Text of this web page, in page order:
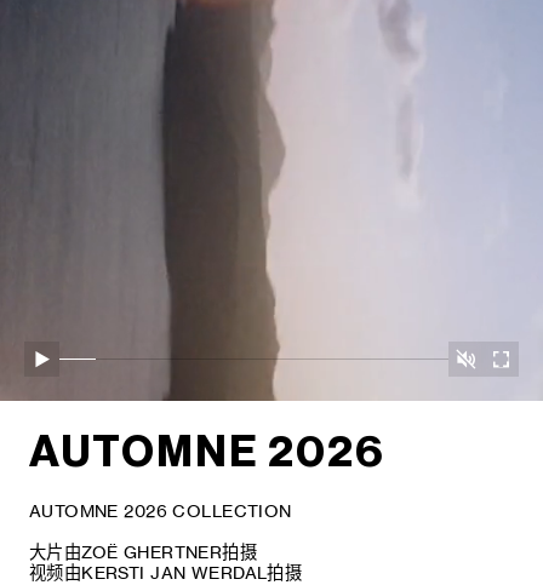
AUTOMNE 2026
AUTOMNE 2026 COLLECTION
大片由ZOË GHERTNER拍摄
视频由KERSTI JAN WERDAL拍摄